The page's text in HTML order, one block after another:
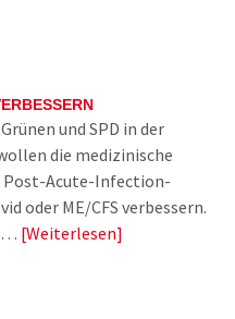
und SPD in der
die medizinische
Post-Acute-Infection-
oder ME/CFS verbessern.
Weiterlesen